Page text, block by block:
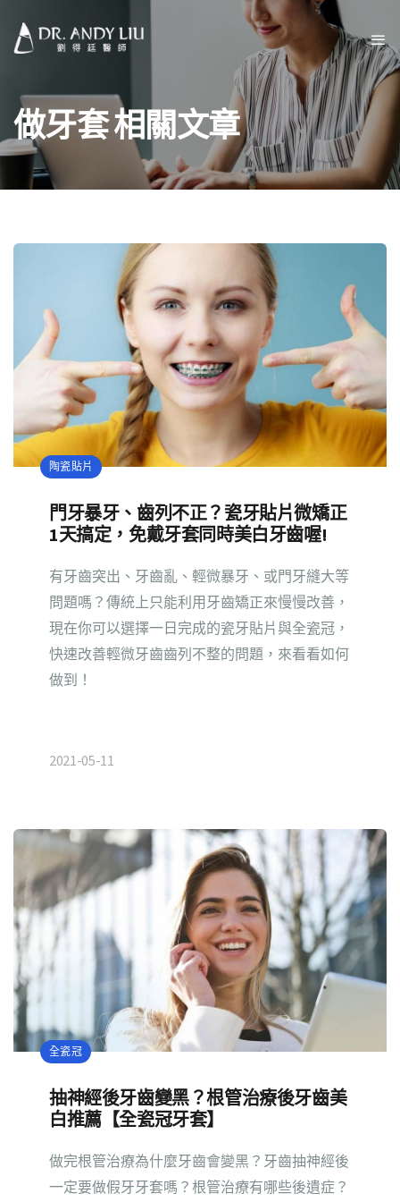
做牙套 相關文章
陶瓷貼片
門牙暴牙、齒列不正？瓷牙貼片微矯正
1天搞定，免戴牙套同時美白牙齒喔!
有牙齒突出、牙齒亂、輕微暴牙、或門牙縫大等
問題嗎？傳統上只能利用牙齒矯正來慢慢改善，
現在你可以選擇一日完成的瓷牙貼片與全瓷冠，
快速改善輕微牙齒齒列不整的問題，來看看如何
做到！
2021-05-11
全瓷冠
抽神經後牙齒變黑？根管治療後牙齒美
白推薦【全瓷冠牙套】
做完根管治療為什麼牙齒會變黑？牙齒抽神經後
一定要做假牙牙套嗎？根管治療有哪些後遺症？